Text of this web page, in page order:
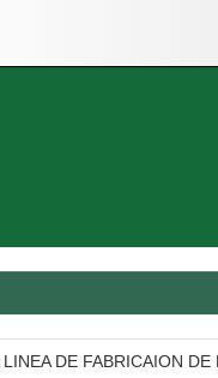
DE FABRICAION